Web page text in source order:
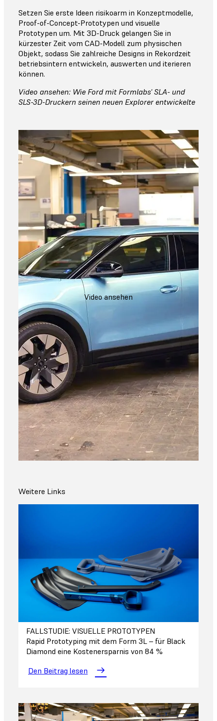
Setzen Sie erste Ideen risikoarm in Konzeptmodelle,
Proof-of-Concept-Prototypen und visuelle
Prototypen um. Mit 3D-Druck gelangen Sie in
kürzester Zeit vom CAD-Modell zum physischen
Objekt, sodass Sie zahlreiche Designs in Rekordzeit
betriebsintern entwickeln, auswerten und iterieren
können.
Video ansehen: Wie Ford mit Formlabs' SLA- und
SLS-3D-Druckern seinen neuen Explorer entwickelte
Video ansehen
Weitere Links
FALLSTUDIE: VISUELLE PROTOTYPEN
Rapid Prototyping mit dem Form 3L – für Black
Diamond eine Kostenersparnis von 84 %
Den Beitrag lesen